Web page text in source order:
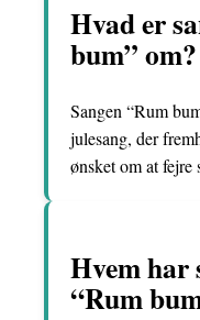
Hvad er
bum” om?
Sangen “Rum
julesang, der
ønsket om at fejre
Hvem har
“Rum